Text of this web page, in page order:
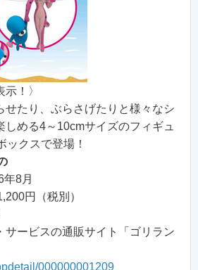
示！〉
せたり、ぶらさげたりと様々なシ
しめる4～10cmサイズのフィギュ
ックスで登場！
8月
円（税別）
サービスの通販サイト「ゴリラン
000000001209